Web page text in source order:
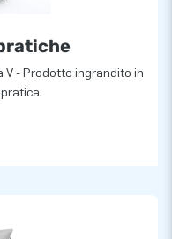
V - Prodotto ingrandito in